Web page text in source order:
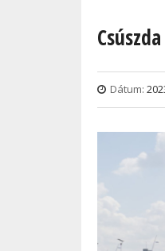
Dátum: